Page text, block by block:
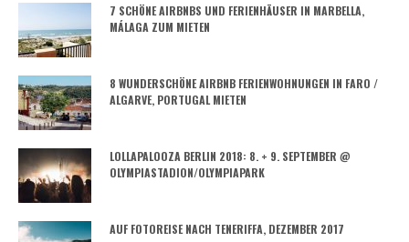
7 SCHÖNE AIRBNBS UND FERIENHÄUSER IN MARBELLA,
MÁLAGA ZUM MIETEN
8 WUNDERSCHÖNE AIRBNB FERIENWOHNUNGEN IN FARO /
ALGARVE, PORTUGAL MIETEN
LOLLAPALOOZA BERLIN 2018: 8. + 9. SEPTEMBER @
OLYMPIASTADION/OLYMPIAPARK
AUF FOTOREISE NACH TENERIFFA, DEZEMBER 2017